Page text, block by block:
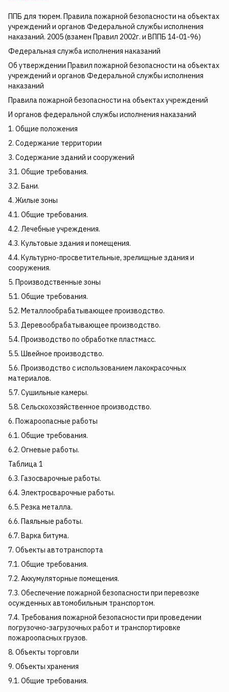
ППБ для тюрем. Правила пожарной безопасности на объектах
учреждений и органов Федеральной службы исполнения
наказаний. 2005 (взамен Правил 2002г. и ВППБ 14-01-96)
Федеральная служба исполнения наказаний
Об утверждении Правил пожарной безопасности на объектах
учреждений и органов Федеральной службы исполнения
наказаний
Правила пожарной безопасности на объектах учреждений
И органов федеральной службы исполнения наказаний
1. Общие положения
2. Содержание территории
3. Содержание зданий и сооружений
3.1. Общие требования.
3.2. Бани.
4. Жилые зоны
4.1. Общие требования.
4.2. Лечебные учреждения.
4.3. Культовые здания и помещения.
4.4. Культурно-просветительные, зрелищные здания и
сооружения.
5. Производственные зоны
5.1. Общие требования.
5.2. Металлообрабатывающее производство.
5.3. Деревообрабатывающее производство.
5.4. Производство по обработке пластмасс.
5.5. Швейное производство.
5.6. Производство с использованием лакокрасочных
материалов.
5.7. Сушильные камеры.
5.8. Сельскохозяйственное производство.
6. Пожароопасные работы
6.1. Общие требования.
6.2. Огневые работы.
Таблица 1
6.3. Газосварочные работы.
6.4. Электросварочные работы.
6.5. Резка металла.
6.6. Паяльные работы.
6.7. Варка битума.
7. Объекты автотранспорта
7.1. Общие требования.
7.2. Аккумуляторные помещения.
7.3. Обеспечение пожарной безопасности при перевозке
осужденных автомобильным транспортом.
7.4. Требования пожарной безопасности при проведении
погрузочно-загрузочных работ и транспортировке
пожароопасных грузов.
8. Объекты торговли
9. Объекты хранения
9.1. Общие требования.